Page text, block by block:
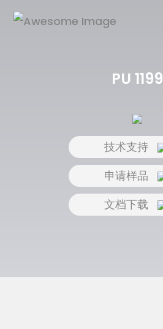
PU 1199
技术支持
申请样品
文档下载